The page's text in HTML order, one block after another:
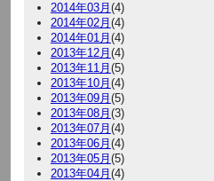
2014年03月 (4)
2014年02月 (4)
2014年01月 (4)
2013年12月 (4)
2013年11月 (5)
2013年10月 (4)
2013年09月 (5)
2013年08月 (3)
2013年07月 (4)
2013年06月 (4)
2013年05月 (5)
2013年04月 (4)